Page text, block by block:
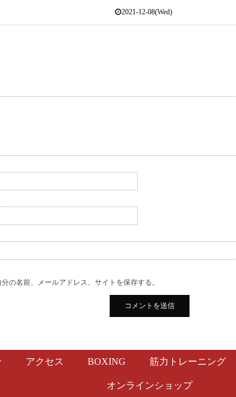
2021-12-08(Wed)
の名前、メールアドレス、サイトを保存する。
アクセス BOXING 筋力トレーニング
オンラインショップ